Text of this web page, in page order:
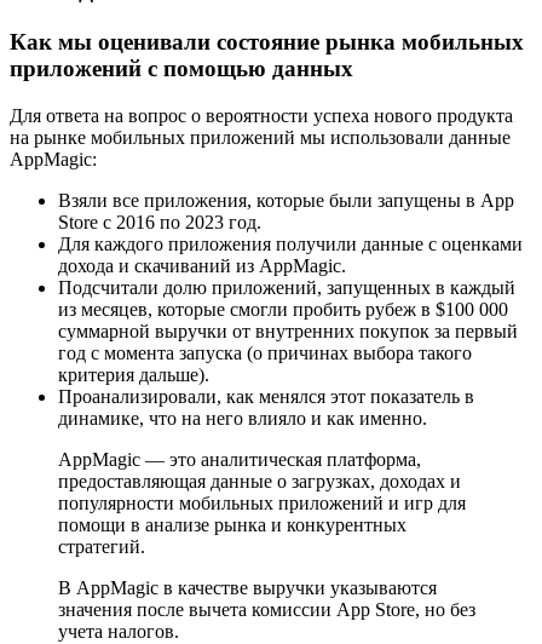
Как мы оценивали состояние рынка мобильных
приложений с помощью данных
Для ответа на вопрос о вероятности успеха нового продукта
на рынке мобильных приложений мы использовали данные
AppMagic:
Взяли все приложения, которые были запущены в App
Store с 2016 по 2023 год.
Для каждого приложения получили данные с оценками
дохода и скачиваний из AppMagic.
Подсчитали долю приложений, запущенных в каждый
из месяцев, которые смогли пробить рубеж в $100 000
суммарной выручки от внутренних покупок за первый
год с момента запуска (о причинах выбора такого
критерия дальше).
Проанализировали, как менялся этот показатель в
динамике, что на него влияло и как именно.
AppMagic — это аналитическая платформа,
предоставляющая данные о загрузках, доходах и
популярности мобильных приложений и игр для
помощи в анализе рынка и конкурентных
стратегий.
В AppMagic в качестве выручки указываются
значения после вычета комиссии App Store, но без
учета налогов.